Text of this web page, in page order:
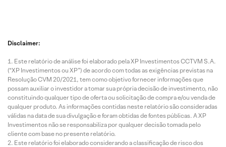
Disclaimer:
Este relatório de análise foi elaborado pela XP Investimentos CCTVM S.A.
(“XP Investimentos ou XP”) de acordo com todas as exigências previstas na
Resolução CVM 20/2021, tem como objetivo fornecer informações que
possam auxiliar o investidor a tomar sua própria decisão de investimento, não
constituindo qualquer tipo de oferta ou solicitação de compra e/ou venda de
qualquer produto. As informações contidas neste relatório são consideradas
válidas na data de sua divulgação e foram obtidas de fontes públicas. A XP
Investimentos não se responsabiliza por qualquer decisão tomada pelo
cliente com base no presente relatório.
Este relatório foi elaborado considerando a classificação de risco dos